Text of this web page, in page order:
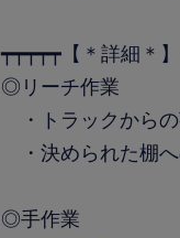
┯┯┯┯┯【＊詳細
◎リーチ作業
・トラックから
・決められた棚
◎手作業